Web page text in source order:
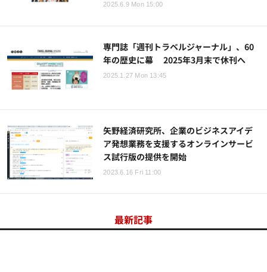
2025.6.9 Mon 15:00
専門誌「週刊トラベルジャーナル」、60
年の歴史に幕 2025年3月末で休刊へ
2025.1.27 Mon 13:45
矢野経済研究所、企業のビジネスアイデ
ア発想業務を支援するオンラインサービ
ス試行版の提供を開始
2023.6.16 Fri 11:00
最新記事